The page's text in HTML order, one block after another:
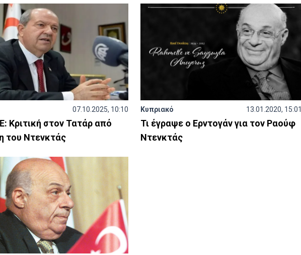
07.10.2025, 10:10
Κριτική στον Τατάρ από
του Ντενκτάς
Κυπριακό 13.01.2020, 15:01
Τι έγραψε ο Ερντογάν για τον Ραούφ
Ντενκτάς